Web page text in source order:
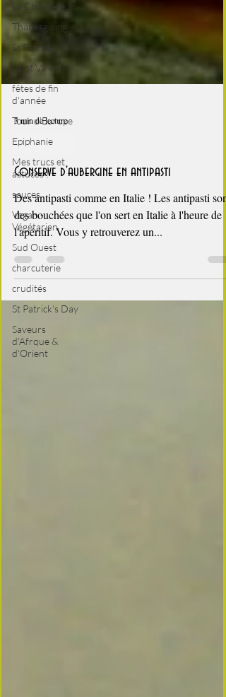
La Chandeleur
Thanksgiving
St Patrick
Saint Valentin
fêtes de fin
d'année
Tour d'Europe
Epiphanie
Mes trucs et
astuces !
sauces
Vegan -
Végétarien
Sud Ouest
charcuterie
crudités
St Patrick's Day
Saveurs
d'Afrque &
d'Orient
3 min de lecture
Dolce Vita
Conserve d'aubergine en antipasti
Des antipasti comme en Italie ! Les antipasti sont
des bouchées que l'on sert en Italie à l'heure de
l'apéritif. Vous y retrouverez un...